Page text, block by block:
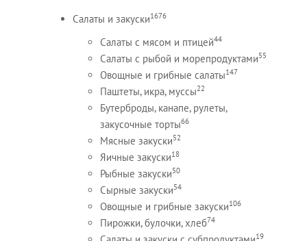
Салаты и закуски1676
Салаты с мясом и птицей44
Салаты с рыбой и морепродуктами55
Овощные и грибные салаты147
Паштеты, икра, муссы22
Бутерброды, канапе, рулеты,
закусочные торты66
Мясные закуски52
Яичные закуски18
Рыбные закуски50
Сырные закуски54
Овощные и грибные закуски106
Пирожки, булочки, хлеб74
19